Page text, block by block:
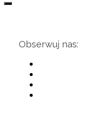
Obserwuj nas: